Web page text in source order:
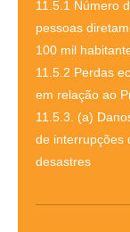
11.5.1 Número
pessoas
100 mil
11.5.2 Perdas
em relação ao
11.5.3. (a)
de interrupções
desastres